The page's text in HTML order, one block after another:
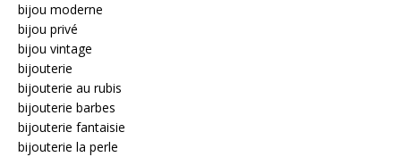
bijou moderne
bijou privé
bijou vintage
bijouterie
bijouterie au rubis
bijouterie barbes
bijouterie fantaisie
bijouterie la perle